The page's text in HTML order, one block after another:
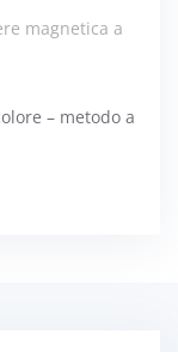
magnetica a
– metodo a